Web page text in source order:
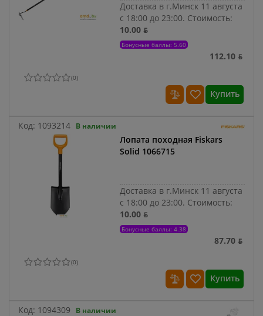
Доставка в г.Минск 11 августа
с 18:00 до 23:00. Стоимость:
10.00 ƃ
Бонусные баллы: 5.60
112.10 ƃ
(0)
Купить
Код: 1093214 В наличии
Лопата походная Fiskars
Solid 1066715
Доставка в г.Минск 11 августа
с 18:00 до 23:00. Стоимость:
10.00 ƃ
Бонусные баллы: 4.38
87.70 ƃ
(0)
Купить
Код: 1094309 В наличии